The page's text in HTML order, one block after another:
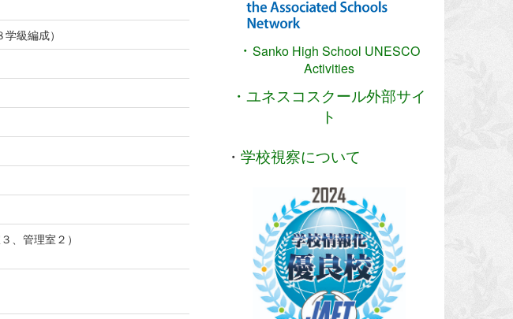
級編成）
、管理室２）
・Sanko High School UNESCO
Activities
・ユネスコスクール外部サイ
ト
・ 学校視察について